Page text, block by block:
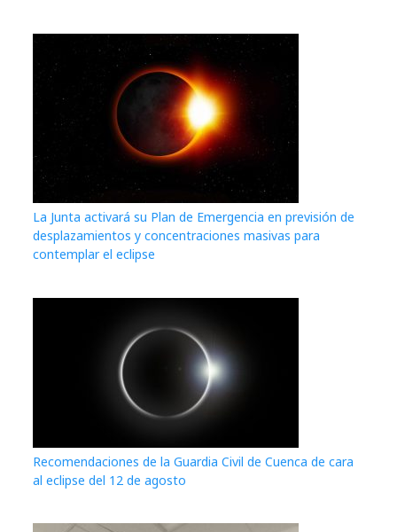
La Junta activará su Plan de Emergencia en previsión de
desplazamientos y concentraciones masivas para
contemplar el eclipse
Recomendaciones de la Guardia Civil de Cuenca de cara
al eclipse del 12 de agosto